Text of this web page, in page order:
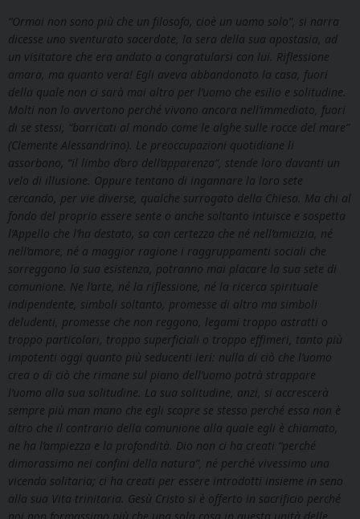
“Ormai non sono più che un filosofo, cioè un uomo solo“, si narra
dicesse uno sventurato sacerdote, la sera della sua apostasia, ad
un visitatore che era andato a congratularsi con lui. Riflessione
amara, ma quanto vera! Egli aveva abbandonato la casa, fuori
della quale non ci sarà mai altro per l’uomo che esilio e solitudine.
Molti non lo avvertono perché vivono ancora nell’immediato, fuori
di se stessi, “barricati al mondo come le alghe sulle rocce del mare”
(Clemente Alessandrino). Le preoccupazioni quotidiane li
assorbono, “il limbo d’oro dell’apparenza“, stende loro davanti un
velo di illusione. Oppure tentano di ingannare la loro sete
cercando, per vie diverse, qualche surrogato della Chiesa. Ma chi al
fondo del proprio essere sente o anche soltanto intuisce e sospetta
l’Appello che l’ha destato, sa con certezza che né nell’amicizia, né
nell’amore, né a maggior ragione i raggruppamenti sociali che
sorreggono la sua esistenza, potranno mai placare la sua sete di
comunione. Ne l’arte, né la riflessione, né la ricerca spirituale
indipendente, simboli soltanto, promesse di altro ma simboli
deludenti, promesse che non reggono, legami troppo astratti o
troppo particolari, troppo superficiali o troppo effimeri, tanto più
impotenti oggi quanto più seducenti ieri: nulla di ciò che l’uomo
crea o di ciò che rimane sul piano dell’uomo potrà strappare
l’uomo alla sua solitudine. La sua solitudine, anzi, si accrescerà
sempre più man mano che egli scopre se stesso perché essa non è
altro che il contrario della comunione alla quale egli è chiamato,
ne ha l’ampiezza e la profondità. Dio non ci ha creati “perché
dimorassimo nei confini della natura”, né perché vivessimo una
vicenda solitaria; ci ha creati per essere introdotti insieme in seno
alla sua Vita trinitaria. Gesù Cristo si è offerto in sacrificio perché